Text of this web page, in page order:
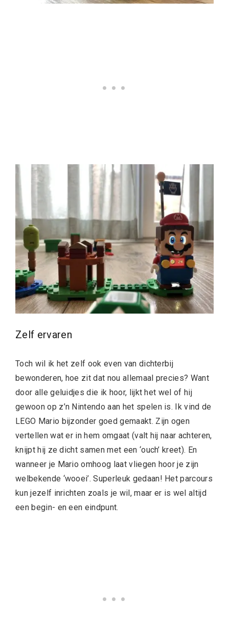
Zelf ervaren
Toch wil ik het zelf ook even van dichterbij
bewonderen, hoe zit dat nou allemaal precies? Want
door alle geluidjes die ik hoor, lijkt het wel of hij
gewoon op z’n Nintendo aan het spelen is. Ik vind de
LEGO Mario bijzonder goed gemaakt. Zijn ogen
vertellen wat er in hem omgaat (valt hij naar achteren,
knijpt hij ze dicht samen met een ‘ouch’ kreet). En
wanneer je Mario omhoog laat vliegen hoor je zijn
welbekende ‘wooei’. Superleuk gedaan! Het parcours
kun jezelf inrichten zoals je wil, maar er is wel altijd
een begin- en een eindpunt.